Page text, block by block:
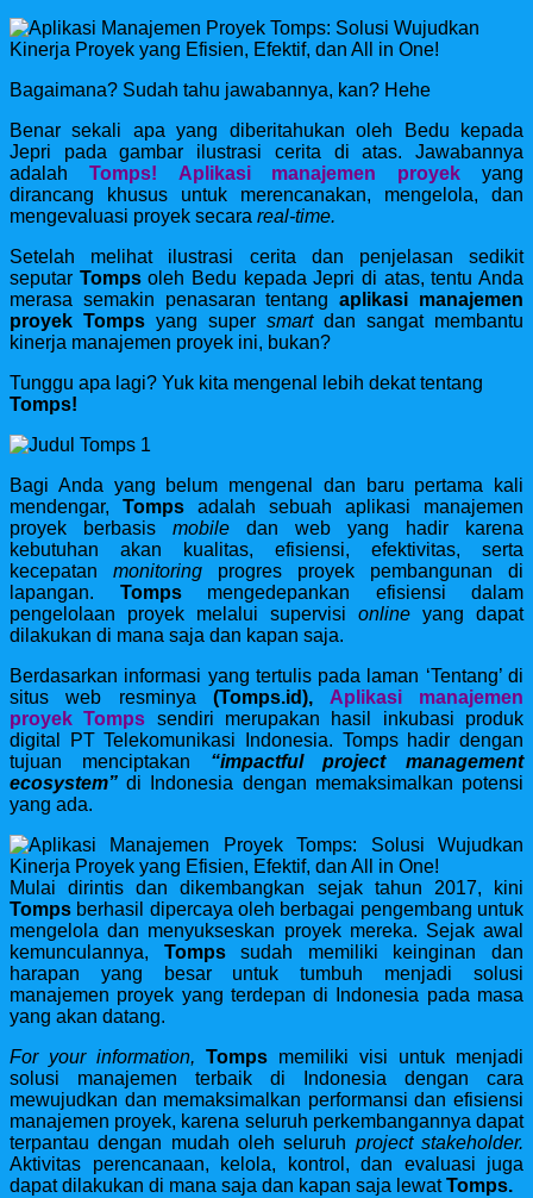
Bagaimana? Sudah tahu jawabannya, kan? Hehe
Benar sekali apa yang diberitahukan oleh Bedu kepada
Jepri pada gambar ilustrasi cerita di atas. Jawabannya
adalah Tomps! Aplikasi manajemen proyek yang
dirancang khusus untuk merencanakan, mengelola, dan
mengevaluasi proyek secara real-time.
Setelah melihat ilustrasi cerita dan penjelasan sedikit
seputar Tompsoleh Bedu kepada Jepri di atas, tentu Anda
merasa semakin penasaran tentangaplikasi manajemen
proyek Tomps yang super smartdan sangat membantu
kinerja manajemen proyek ini, bukan?
Tunggu apa lagi? Yuk kita mengenal lebih dekat tentang
Tomps!
Bagi Anda yang belum mengenal dan baru pertama kali
mendengar, Tomps adalah sebuah aplikasi manajemen
proyek berbasis mobile dan web yang hadir karena
kebutuhan akan kualitas, efisiensi, efektivitas, serta
kecepatan monitoring progres proyek pembangunan di
lapangan. Tompsmengedepankan efisiensi dalam
pengelolaan proyek melalui supervisi online yang dapat
dilakukan di mana saja dan kapan saja.
Berdasarkan informasi yang tertulis pada laman ‘Tentang’ di
situs web resminya(Tomps.id), Aplikasi manajemen
proyek Tomps sendiri merupakan hasil inkubasi produk
digital PT Telekomunikasi Indonesia. Tomps hadir dengan
tujuan menciptakan “impactful project management
ecosystem”di Indonesia dengan memaksimalkan potensi
yang ada.
Mulai dirintis dan dikembangkan sejak tahun 2017, kini
Tomps berhasil dipercaya oleh berbagai pengembang untuk
mengelola dan menyukseskan proyek mereka. Sejak awal
kemunculannya, Tompssudah memiliki keinginan dan
harapan yang besar untuk tumbuh menjadi solusi
manajemen proyek yang terdepan di Indonesia pada masa
yang akan datang.
For your information, Tomps memiliki visi untuk menjadi
solusi manajemen terbaik di Indonesia dengan cara
mewujudkan dan memaksimalkan performansi dan efisiensi
manajemen proyek, karena seluruh perkembangannya dapat
terpantau dengan mudah oleh seluruh project stakeholder.
Aktivitas perencanaan, kelola, kontrol, dan evaluasi juga
dapat dilakukan di mana saja dan kapan saja lewatTomps.